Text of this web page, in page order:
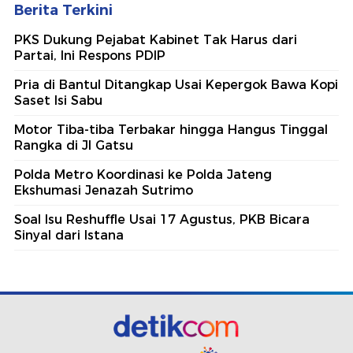
Berita Terkini
PKS Dukung Pejabat Kabinet Tak Harus dari
Partai, Ini Respons PDIP
Pria di Bantul Ditangkap Usai Kepergok Bawa Kopi
Saset Isi Sabu
Motor Tiba-tiba Terbakar hingga Hangus Tinggal
Rangka di Jl Gatsu
Polda Metro Koordinasi ke Polda Jateng
Ekshumasi Jenazah Sutrimo
Soal Isu Reshuffle Usai 17 Agustus, PKB Bicara
Sinyal dari Istana